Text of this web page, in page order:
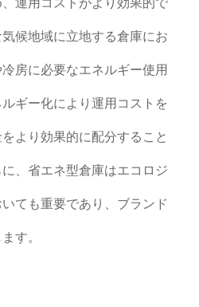
運用コストがより効果的で
候地域に立地する倉庫にお
房に必要なエネルギー使用
ギー化により運用コストを
より効果的に配分すること
、省エネ型倉庫はエコロジ
ても重要であり、ブランド
す。